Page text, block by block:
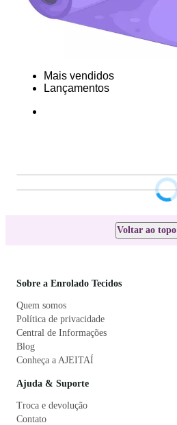
Mais vendidos
Lançamentos
Voltar ao topo
Sobre a Enrolado Tecidos
Quem somos
Política de privacidade
Central de Informações
Blog
Conheça a AJEITAÍ
Ajuda & Suporte
Troca e devolução
Contato